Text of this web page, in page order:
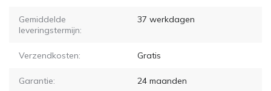
Gemiddelde
leveringstermijn:
37 werkdagen
Verzendkosten: Gratis
Garantie: 24 maanden